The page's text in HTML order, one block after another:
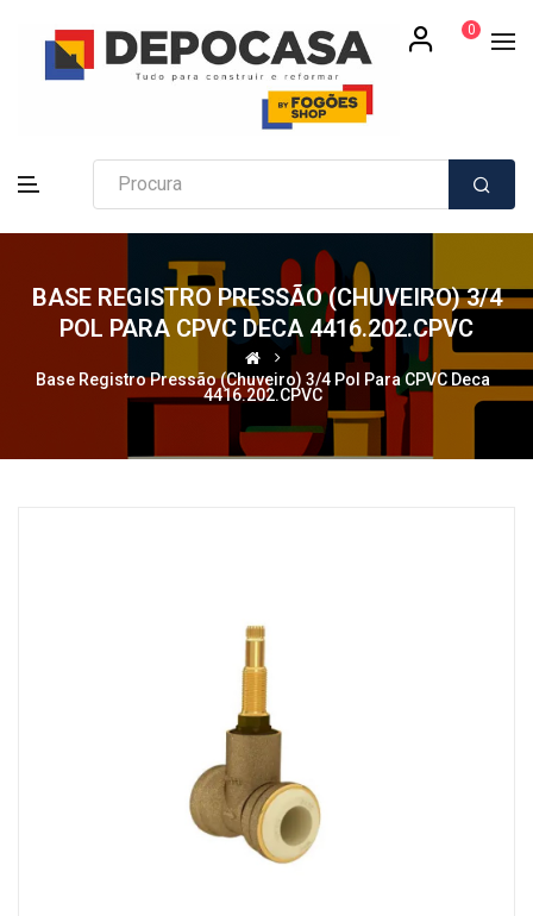
0
BASE REGISTRO PRESSÃO (CHUVEIRO) 3/4
POL PARA CPVC DECA 4416.202.CPVC
Base Registro Pressão (Chuveiro) 3/4 Pol Para CPVC Deca
4416.202.CPVC